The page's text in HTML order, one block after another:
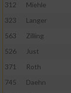
312
Miehle
323
Langer
563
Zilling
526
Just
371
Roth
745
Daehn